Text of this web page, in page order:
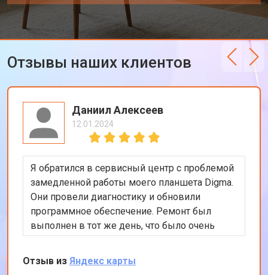
Отзывы наших клиентов
Даниил Алексеев
12.01.2024
Я обратился в сервисный центр с проблемой
замедленной работы моего планшета Digma.
Они провели диагностику и обновили
программное обеспечение. Ремонт был
выполнен в тот же день, что было очень
удобно. Теперь планшет работает гораздо
быстрее. Я доволен качеством
обслуживания и профессионализмом
Отзыв из Яндекс карты